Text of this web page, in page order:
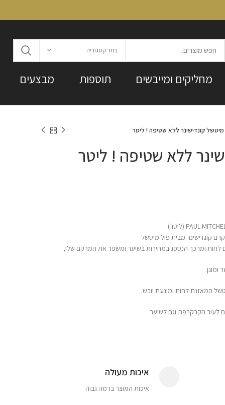
בחר קטגוריה
מחליקים ומייבשים תוספות מבצעים
מיטשל קונדישינר ללא שטיפה ! ליטר
ללא שטיפה ! ליטר
המאזנת לחות ומונעת יובש.
לעור הקרקרפת וגם לשיער.
איכות מעולה
איכות המוצר ברמה גבוה